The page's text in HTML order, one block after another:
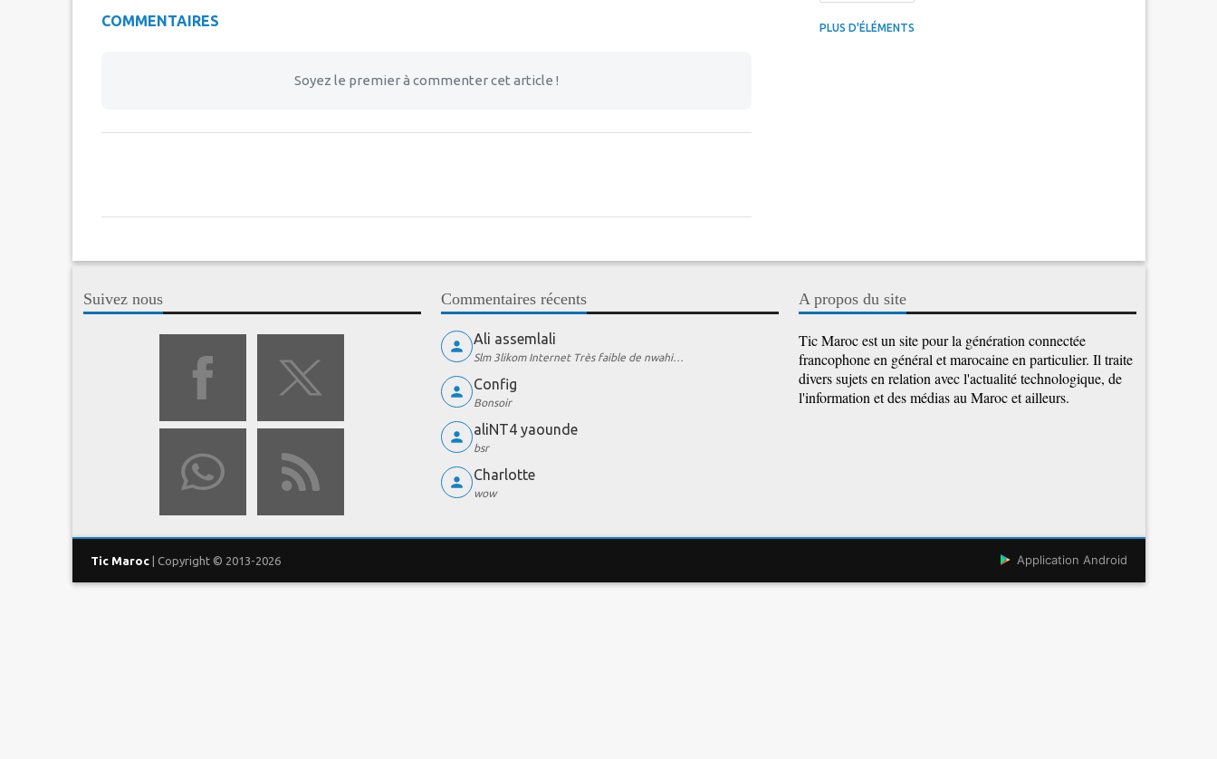
COMMENTAIRES
Soyez le premier à commenter cet article !
4G au Maroc
PLUS D'ÉLÉMENTS
Suivez nous Commentaires récents
Ali assemlali
Slm 3likom Internet Très faible de nwahi…
Config
Bonsoir
aliNT4 yaounde
bsr
Charlotte
wow
A propos du site
Tic Maroc est un site pour la génération connectée
francophone en général et marocaine en particulier. Il traite
divers sujets en relation avec l'actualité technologique, de
l'information et des médias au Maroc et ailleurs.
Tic Maroc| Copyright © 2013-2026 Application Android